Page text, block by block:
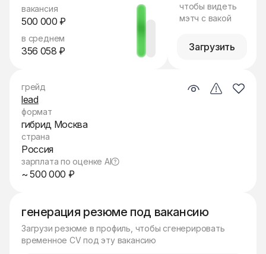
вакансия
500 000 ₽
в среднем
356 058 ₽
чтобы видеть
мэтч с вакой
Загрузить
генерация резюме под вакансию
Загрузи резюме в профиль, чтобы сгенерировать
временное CV под эту вакансию
грейд
lead
формат
гибрид Москва
страна
Россия
зарплата по оценке AI
~ 500 000 ₽